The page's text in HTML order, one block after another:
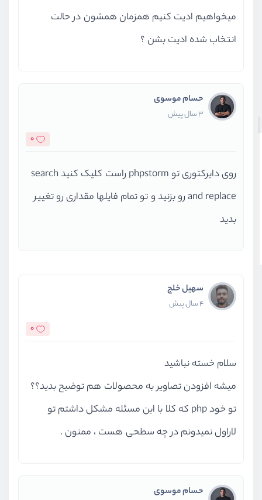
میخواهیم ادیت کنیم همزمان همشون در حالت
انتخاب شده ادیت بشن ؟
حسام موسوی
3 سال پیش
0
روی دایرکتوری تو phpstorm راست کلیک کنید search
and replace رو بزنید و تو تمام فایلها مقداری رو تغییر
بدید
سهیل خلج
4 سال پیش
0
سلام خسته نباشید
میشه افزودن تصاویر به محصولات هم توضیح بدید؟؟
تو خود php که کلا با این مسئله مشکل داشتم تو
لاراول نمیدونم در چه سطحی هست ، ممنون .
حسام موسوی